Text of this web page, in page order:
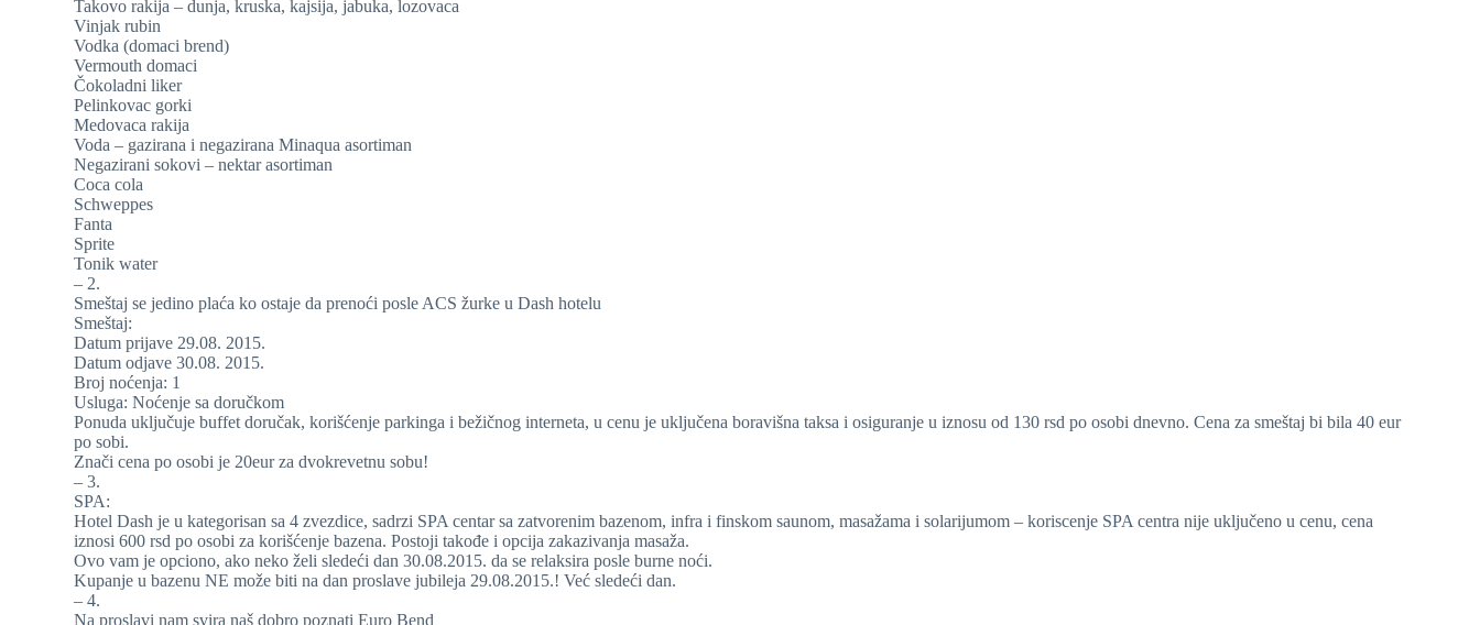
Takovo rakija – dunja, kruska, kajsija, jabuka, lozovaca
Vinjak rubin
Vodka (domaci brend)
Vermouth domaci
Čokoladni liker
Pelinkovac gorki
Medovaca rakija
Voda – gazirana i negazirana Minaqua asortiman
Negazirani sokovi – nektar asortiman
Coca cola
Schweppes
Fanta
Sprite
Tonik water
– 2.
Smeštaj se jedino plaća ko ostaje da prenoći posle ACS žurke u Dash hotelu
Smeštaj:
Datum prijave 29.08. 2015.
Datum odjave 30.08. 2015.
Broj noćenja: 1
Usluga: Noćenje sa doručkom
Ponuda uključuje buffet doručak, korišćenje parkinga i bežičnog interneta, u cenu je uključena boravišna taksa i osiguranje u iznosu od 130 rsd po osobi dnevno. Cena za smeštaj bi bila 40 eur
po sobi.
Znači cena po osobi je 20eur za dvokrevetnu sobu!
– 3.
SPA:
Hotel Dash je u kategorisan sa 4 zvezdice, sadrzi SPA centar sa zatvorenim bazenom, infra i finskom saunom, masažama i solarijumom – koriscenje SPA centra nije uključeno u cenu, cena
iznosi 600 rsd po osobi za korišćenje bazena. Postoji takođe i opcija zakazivanja masaža.
Ovo vam je opciono, ako neko želi sledeći dan 30.08.2015. da se relaksira posle burne noći.
Kupanje u bazenu NE može biti na dan proslave jubileja 29.08.2015.! Već sledeći dan.
– 4.
Na proslavi nam svira naš dobro poznati Euro Bend